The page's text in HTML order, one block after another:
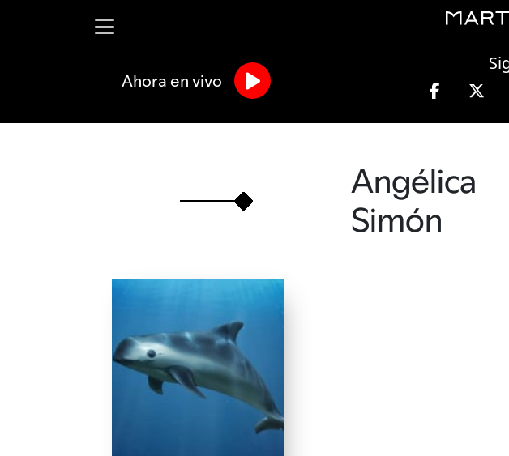
Ahora en vivo
Angélica
Simón